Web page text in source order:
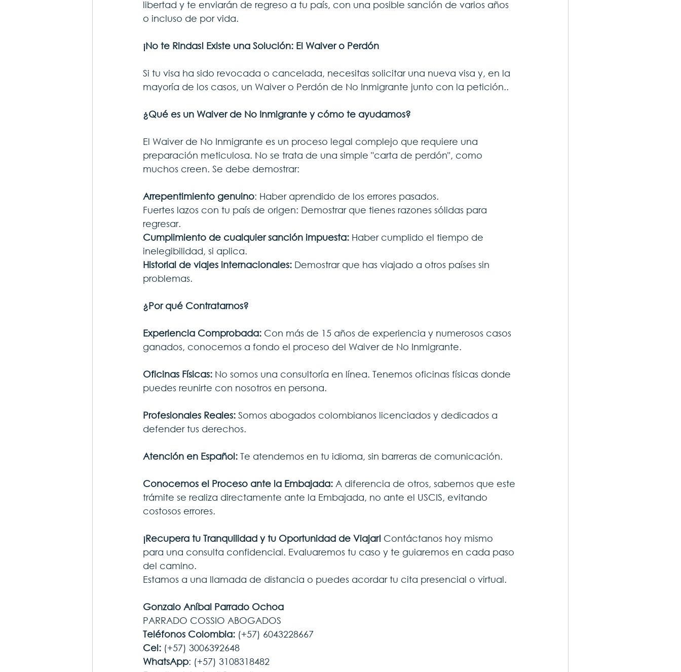
libertad y te enviarán de regreso a tu país, con una posible sanción de varios años
o incluso de por vida.
¡No te Rindas! Existe una Solución: El Waiver o Perdón
Si tu visa ha sido revocada o cancelada, necesitas solicitar una nueva visa y, en la
mayoría de los casos, un Waiver o Perdón de No Inmigrante junto con la petición..
¿Qué es un Waiver de No Inmigrante y cómo te ayudamos?
El Waiver de No Inmigrante es un proceso legal complejo que requiere una
preparación meticulosa. No se trata de una simple "carta de perdón", como
muchos creen. Se debe demostrar:
Arrepentimiento genuino: Haber aprendido de los errores pasados.
Fuertes lazos con tu país de origen: Demostrar que tienes razones sólidas para
regresar.
Cumplimiento de cualquier sanción impuesta: Haber cumplido el tiempo de
inelegibilidad, si aplica.
Historial de viajes internacionales: Demostrar que has viajado a otros países sin
problemas.
¿Por qué Contratarnos?
Experiencia Comprobada: Con más de 15 años de experiencia y numerosos casos
ganados, conocemos a fondo el proceso del Waiver de No Inmigrante.
Oficinas Físicas: No somos una consultoría en línea. Tenemos oficinas físicas donde
puedes reunirte con nosotros en persona.
Profesionales Reales: Somos abogados colombianos licenciados y dedicados a
defender tus derechos.
Atención en Español: Te atendemos en tu idioma, sin barreras de comunicación.
Conocemos el Proceso ante la Embajada: A diferencia de otros, sabemos que este
trámite se realiza directamente ante la Embajada, no ante el USCIS, evitando
costosos errores.
¡Recupera tu Tranquilidad y tu Oportunidad de Viajar! Contáctanos hoy mismo
para una consulta confidencial. Evaluaremos tu caso y te guiaremos en cada paso
del camino.
Estamos a una llamada de distancia o puedes acordar tu cita presencial o virtual.
Gonzalo Aníbal Parrado Ochoa
PARRADO COSSIO ABOGADOS
Teléfonos Colombia: (+57) 6043228667
Cel: (+57) 3006392648
WhatsApp: (+57) 3108318482